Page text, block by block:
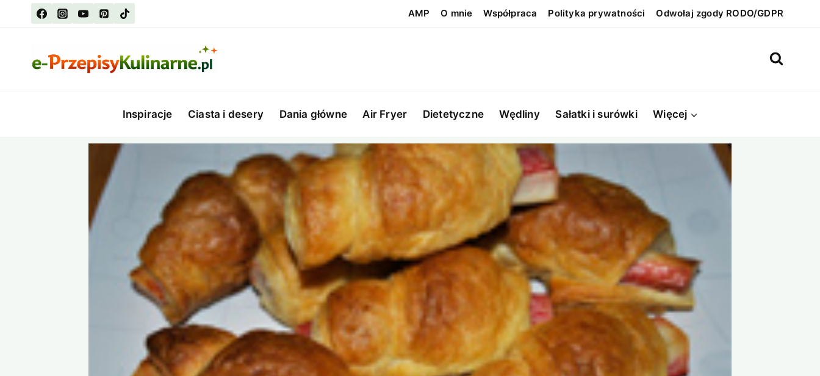
AMP O mnie Współpraca Polityka prywatności Odwołaj zgody RODO/GDPR
Inspiracje Ciasta i desery Dania główne Air Fryer Dietetyczne Wędliny Sałatki i surówki Więcej